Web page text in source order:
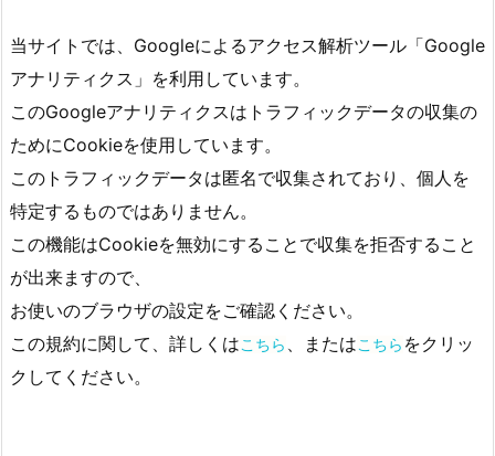
当サイトでは、Googleによるアクセス解析ツール「Google
アナリティクス」を利用しています。
このGoogleアナリティクスはトラフィックデータの収集の
ためにCookieを使用しています。
このトラフィックデータは匿名で収集されており、個人を
特定するものではありません。
この機能はCookieを無効にすることで収集を拒否すること
が出来ますので、
お使いのブラウザの設定をご確認ください。
この規約に関して、詳しくはこちら 、またはこちら をクリッ
クしてください。